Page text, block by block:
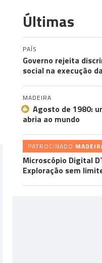
Últimas
PAÍS
Governo rejeita
social na execução
MADEIRA
Agosto de 1980:
abria ao mundo
PATROCINADO
Microscópio Digital
Exploração sem